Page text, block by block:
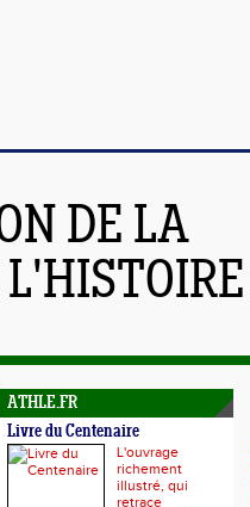
DE LA
ATHLE.FR
Livre du Centenaire
L'ouvrage
richement
illustré, qui
retrace